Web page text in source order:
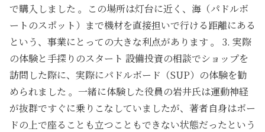
で購入しました 。この場所は灯台に近く、海（パドルボ
ートのスポット）まで機材を直接担いで行ける距離にある
という、事業にとっての大きな利点があります 。 3. 実際
の体験と手探りのスタート 設備投資の相談でショップを
訪問した際に、実際にパドルボード（SUP）の体験を勧
められました 。一緒に体験した役員の岩井氏は運動神経
が抜群ですぐに乗りこなしていましたが、著者自身はボー
ドの上で座ることも立つこともできない状態だったという